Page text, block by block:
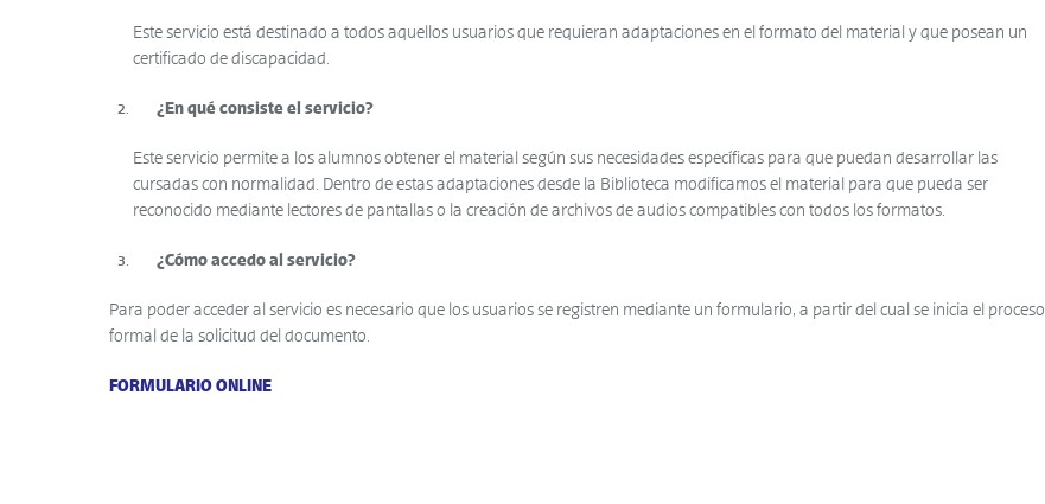
Este servicio está destinado a todos aquellos usuarios que requieran adaptaciones en el formato del material y que posean un
certificado de discapacidad.
¿En qué consiste el servicio?
Este servicio permite a los alumnos obtener el material según sus necesidades específicas para que puedan desarrollar las
cursadas con normalidad. Dentro de estas adaptaciones desde la Biblioteca modificamos el material para que pueda ser
reconocido mediante lectores de pantallas o la creación de archivos de audios compatibles con todos los formatos.
¿Cómo accedo al servicio?
Para poder acceder al servicio es necesario que los usuarios se registren mediante un formulario, a partir del cual se inicia el proceso
formal de la solicitud del documento.
FORMULARIO ONLINE